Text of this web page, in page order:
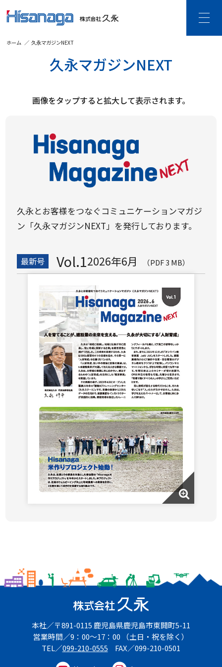
ホーム 久永マガジンNEXT
久永マガジンNEXT
画像をタップすると拡大して表示されます。
久永とお客様をつなぐコミュニケーションマガジ
ン「久永マガジンNEXT」を発行しております。
最新号 Vol.12026年6月 （PDF 3 MB）
本社 〒891-0115 鹿児島県鹿児島市東開町5-11
営業時間
9：00～17：00 （土日・祝を除く）
TEL
099-210-0555 FAX 099-210-0501
久永について
沿革
DX宣言
事業内容
建設DXソリューション
ビジネスDXソリューション
ビジネス空間ソリューション
SDGsの取り組み
採用情報
働く環境
先輩たちの声
補助金サポート
久永のプラットフォーム
スマートオフィス
久永マガジンNEXT
お知らせアクセスお問い合わせ
サイトポリシーサイトマップ